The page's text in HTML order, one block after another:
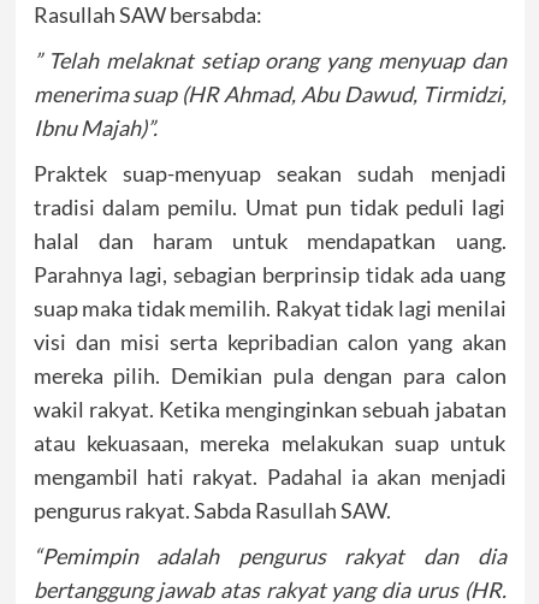
Rasullah SAW bersabda:
” Telah melaknat setiap orang yang menyuap dan
menerima suap (HR Ahmad, Abu Dawud, Tirmidzi,
Ibnu Majah)”.
Praktek suap-menyuap seakan sudah menjadi
tradisi dalam pemilu. Umat pun tidak peduli lagi
halal dan haram untuk mendapatkan uang.
Parahnya lagi, sebagian berprinsip tidak ada uang
suap maka tidak memilih. Rakyat tidak lagi menilai
visi dan misi serta kepribadian calon yang akan
mereka pilih. Demikian pula dengan para calon
wakil rakyat. Ketika menginginkan sebuah jabatan
atau kekuasaan, mereka melakukan suap untuk
mengambil hati rakyat. Padahal ia akan menjadi
pengurus rakyat. Sabda Rasullah SAW.
“Pemimpin adalah pengurus rakyat dan dia
bertanggung jawab atas rakyat yang dia urus (HR.